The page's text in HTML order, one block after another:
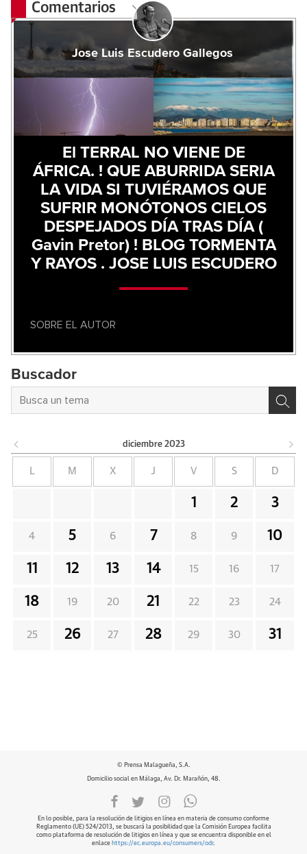
Comentarios
Jose Luis Escudero Gallegos
El TERRAL NO VIENE DE
ÁFRICA. ! QUE ABURRIDA SERIA
LA VIDA SI TUVIÉRAMOS QUE
SUFRIR MONÓTONOS CIELOS
DESPEJADOS DÍA TRAS DÍA (
Gavin Pretor) ! BLOG TORMENTA
Y RAYOS . JOSE LUIS ESCUDERO
SOBRE EL AUTOR
Buscador
diciembre 2023
L M X J V S D
1 2 3
4 5 6 7 8 9 10
11 12 13 14 15 16 17
18 19 20 21 22 23 24
25 26 27 28 29 30 31
© Prensa Malagueña, S.A.
Domicilio social en Málaga, Av. Dr. Marañón, 48.
En lo posible, para la resolución de litigios en línea en materia de consumo conforme
Reglamento (UE) 524/2013, se buscará la posibilidad que la Comisión Europea facilita
como plataforma de resolución de litigios en línea y que se encuentra disponible en el
enlace https://ec.europa.eu/consumers/odr.